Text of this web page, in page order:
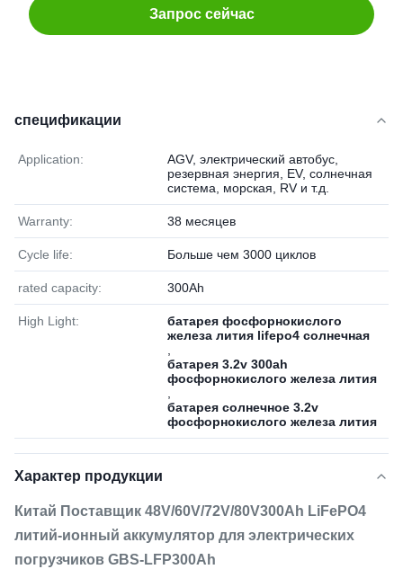
Запрос сейчас
спецификации
Application:
AGV, электрический автобус,
резервная энергия, EV, солнечная
система, морская, RV и т.д.
Warranty: 38 месяцев
Cycle life: Больше чем 3000 циклов
rated capacity: 300Ah
High Light:
батарея фосфорнокислого
железа лития lifepo4 солнечная
батарея 3.2v 300ah
фосфорнокислого железа лития
батарея солнечное 3.2v
фосфорнокислого железа лития
Характер продукции
Китай Поставщик 48V/60V/72V/80V300Ah LiFePO4
литий-ионный аккумулятор для электрических
погрузчиков GBS-LFP300Ah